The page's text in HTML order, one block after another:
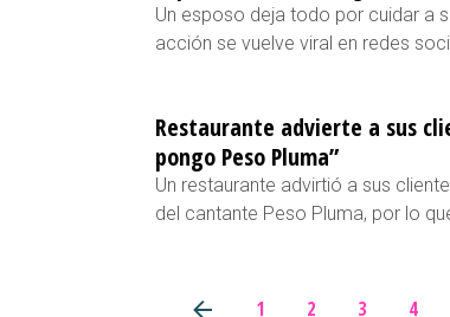
Un esposo deja todo por cuidar a
acción se vuelve viral en redes
Restaurante advierte a sus
pongo Peso Pluma”
Un restaurante advirtió a sus
del cantante Peso Pluma, por lo
1 2 3 4